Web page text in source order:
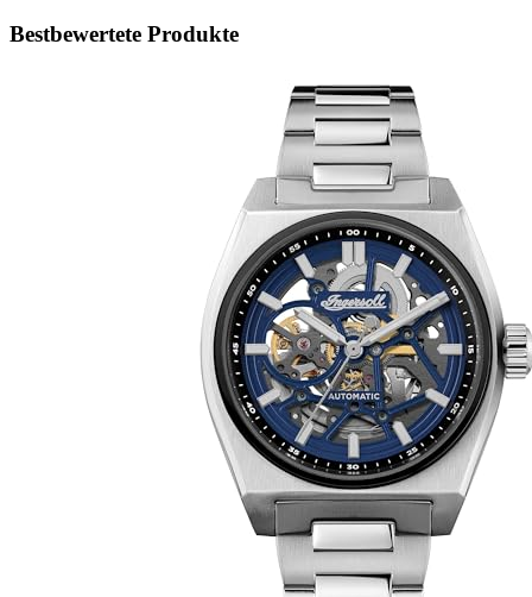
Bestbewertete Produkte